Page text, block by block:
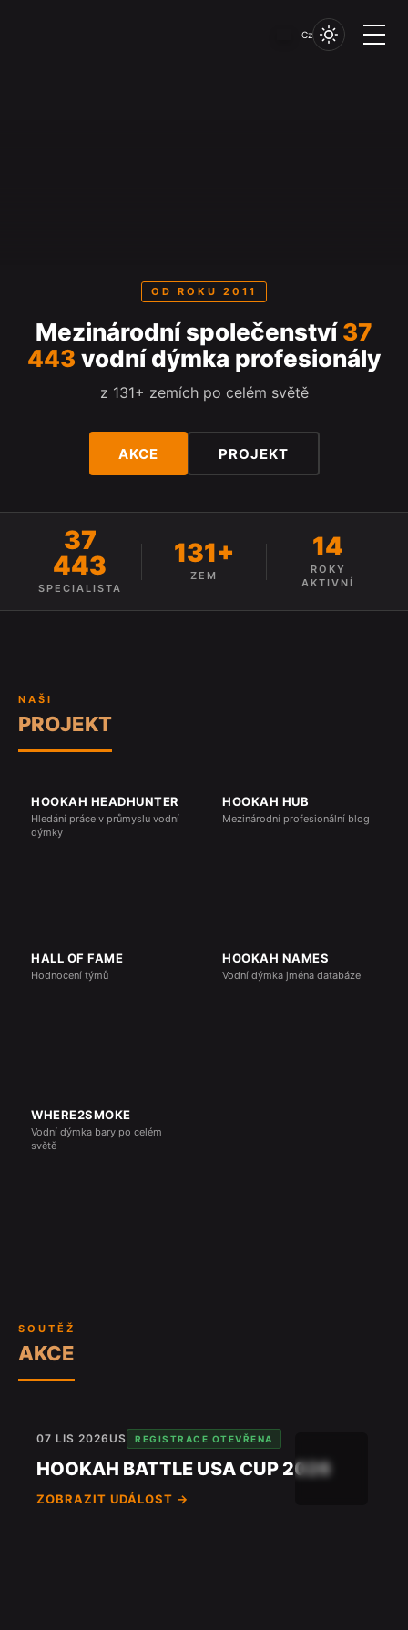
Cz
OD ROKU 2011
Mezinárodní společenství37
443 vodní dýmka profesionály
z 131+ zemích po celém světě
AKCE PROJEKT
37
443
SPECIALISTA
131+
ZEM
14
ROKY
AKTIVNÍ
NAŠI
PROJEKT
HOOKAH HEADHUNTER
Hledání práce v průmyslu vodní
dýmky
HOOKAH HUB
Mezinárodní profesionální blog
HALL OF FAME
Hodnocení týmů
HOOKAH NAMES
Vodní dýmka jména databáze
WHERE2SMOKE
Vodní dýmka bary po celém
světě
SOUTĚŽ
AKCE
07 LIS 2026 US REGISTRACE OTEVŘENA
HOOKAH BATTLE USA CUP 2026
ZOBRAZIT UDÁLOST →